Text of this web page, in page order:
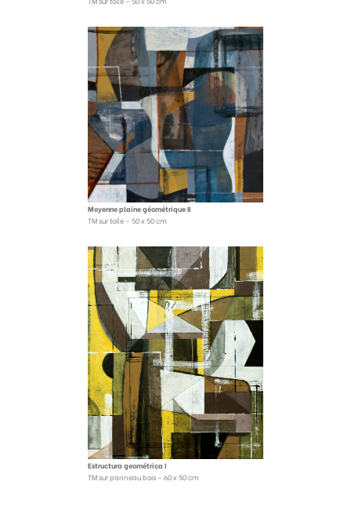
Moyenne plaine géométrique II
TM sur toile – 50 x 50 cm
Estructura geométrica I
TM sur panneau bois – 60 x 50 cm